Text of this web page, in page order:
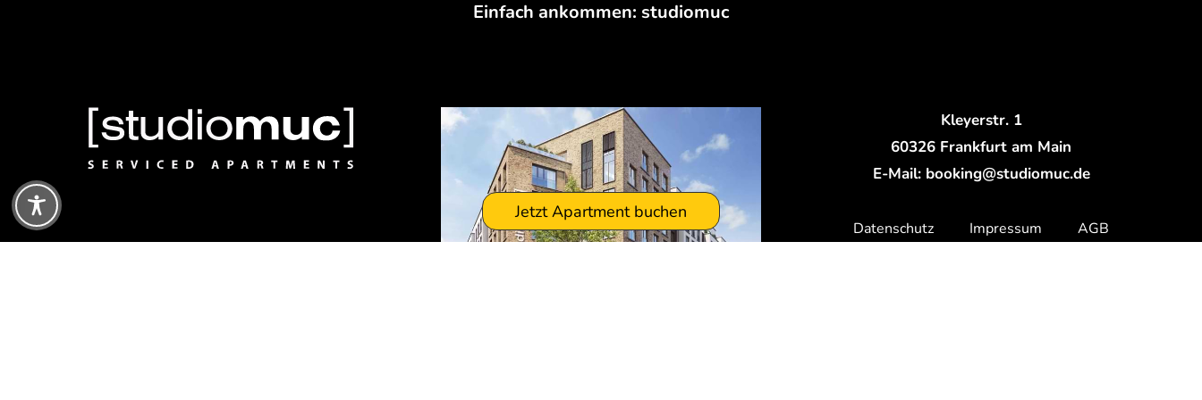
Einfach ankommen: studiomuc
Kleyerstr. 1
60326 Frankfurt am Main
E-Mail: booking@studiomuc.de
Datenschutz Impressum AGB
Jetzt Apartment buchen